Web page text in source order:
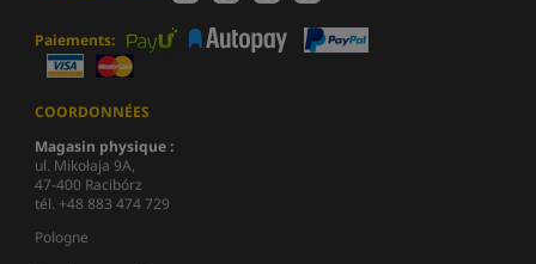
Paiements:
COORDONNÉES
Magasin physique :
ul. Mikołaja 9A,
47-400 Racibórz
tél. +48 883 474 729
Pologne